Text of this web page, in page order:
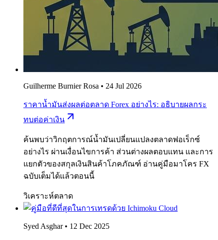
Guilherme Burnier Rosa • 24 Jul 2026
ราคาน้ำมันส่งผลต่อตลาด Forex อย่างไร: อธิบายผลกระ
ทบต่อค่าเงิน
ค้นพบว่าวิกฤตการณ์น้ำมันเปลี่ยนแปลงตลาดฟอเร็กซ์
อย่างไร ผ่านเงื่อนไขการค้า ส่วนต่างผลตอบแทน และการ
แยกตัวของสกุลเงินสินค้าโภคภัณฑ์ อ่านคู่มือมาโคร FX
ฉบับเต็มได้แล้วตอนนี้
วิเคราะห์ตลาด
Syed Asghar• 12 Dec 2025